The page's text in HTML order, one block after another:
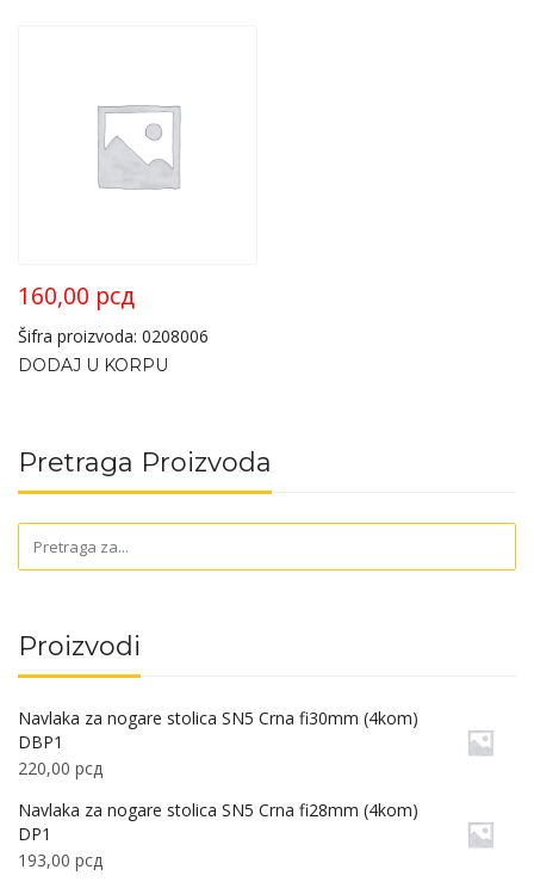
160,00 рсд
Šifra proizvoda: 0208006
DODAJ U KORPU
Pretraga Proizvoda
Proizvodi
Navlaka za nogare stolica SN5 Crna fi30mm (4kom)
DBP1
220,00 рсд
Navlaka za nogare stolica SN5 Crna fi28mm (4kom)
DP1
193,00 рсд